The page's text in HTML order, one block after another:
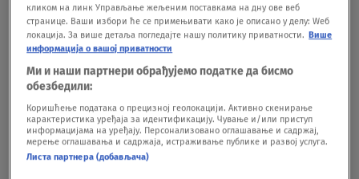
nadgleda i kontroliše i da se brže i efikasnije
isplaćaju naknade zarada za vreme privremene
sprečenosti za rad.
Ova usluga jedna je od onih na kojoj NALED radi
zajedno sa Ministarstvom zdravlja, a posle e-
bolovanja očekuje se i primena e-kartona, što bi,
кликом на линк Управљање жељеним поставкама на дну ове веб
странице. Ваши избори ће се примењивати како је описано у делу: Wеб
локација. За више детаља погледајте нашу политику приватности. Више
информација о вашој приватности
Ми и наши партнери обрађујемо податке да бисмо
обезбедили:
Коришћење података о прецизној геолокацији. Активно скенирање
карактеристика уређаја за идентификацију. Чување и/или приступ
информацијама на уређају. Персонализовано оглашавање и садржај,
мерење оглашавања и садржаја, истраживање публике и развој услуга.
Листа партнера (добављача)